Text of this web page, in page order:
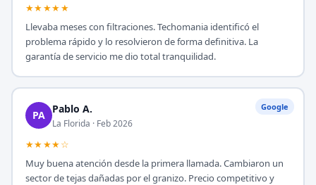
★★★★★
Llevaba meses con filtraciones. Techomania identificó el
problema rápido y lo resolvieron de forma definitiva. La
garantía de servicio me dio total tranquilidad.
Google
PA Pablo A.
La Florida · Feb 2026
★★★★☆
Muy buena atención desde la primera llamada. Cambiaron un
sector de tejas dañadas por el granizo. Precio competitivo y